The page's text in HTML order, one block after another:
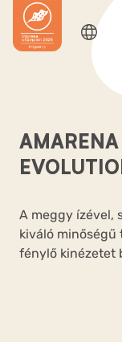
A meggy ízével,
kiváló minőségű
fénylő kinézetet